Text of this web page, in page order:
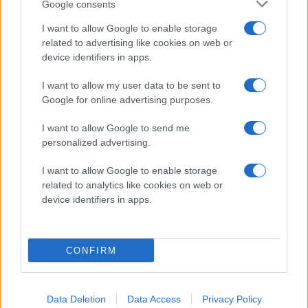
Google consents
I want to allow Google to enable storage
related to advertising like cookies on web or
device identifiers in apps.
I want to allow my user data to be sent to
Google for online advertising purposes.
I want to allow Google to send me
personalized advertising.
I want to allow Google to enable storage
related to analytics like cookies on web or
device identifiers in apps.
CONFIRM
Data Deletion Data Access Privacy Policy
LÄS NÄSTA